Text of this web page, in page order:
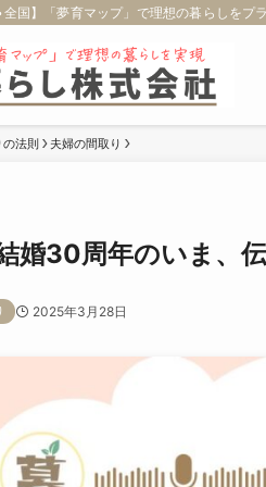
全国】「夢育マップ」で理想の暮らしを
法則 夫婦の間取り
婚30周年のいま、
2025年3月28日